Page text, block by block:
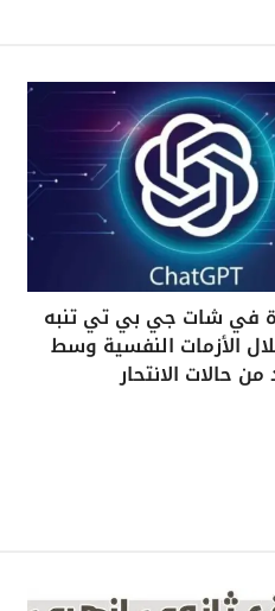
في شات جي بي تي تنبه
الأزمات النفسية وسط
حالات الانتحار